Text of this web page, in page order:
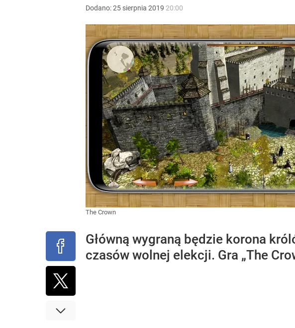
Dodano:25 sierpnia 2019 20:00
The Crown
Główną wygraną będzie korona
czasów wolnej elekcji. Gra „The